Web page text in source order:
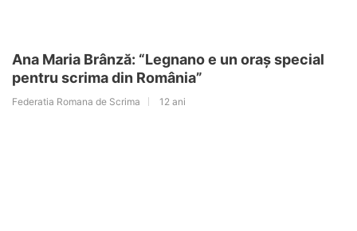
Ana Maria Brânză: “Legnano e un oraș special
pentru scrima din România”
Federatia Romana de Scrima 12 ani